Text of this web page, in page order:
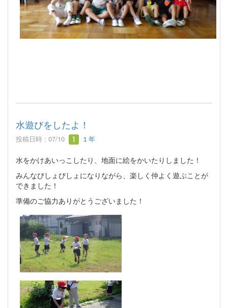
水遊びをしたよ！
投稿日時 : 07/10 １年
水をかけあいっこしたり、地面に絵をかいたりしました！
みんなびしょびしょになりながら、楽しく仲よく遊ぶことが
できました！
準備のご協力ありがとうございました！